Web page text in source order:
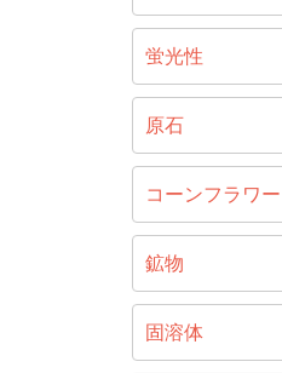
蛍光性
原石
コーンフラワー
鉱物
固溶体